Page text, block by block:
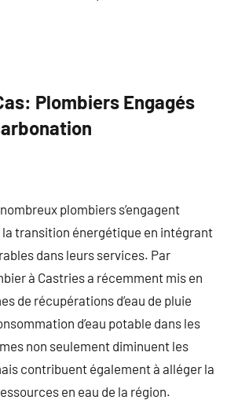
Plombiers Engagés
plombiers s’engagent
transition énergétique en intégrant
dans leurs services. Par
à Castries a récemment mis en
de récupérations d’eau de pluie
d’eau potable dans les
non seulement diminuent les
contribuent également à alléger la
en eau de la région.